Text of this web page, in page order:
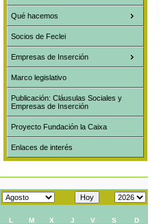
Qué hacemos
Socios de Feclei
Empresas de Inserción
Marco legislativo
Publicación: Cláusulas Sociales y
Empresas de Inserción
Proyecto Fundación la Caixa
Enlaces de interés